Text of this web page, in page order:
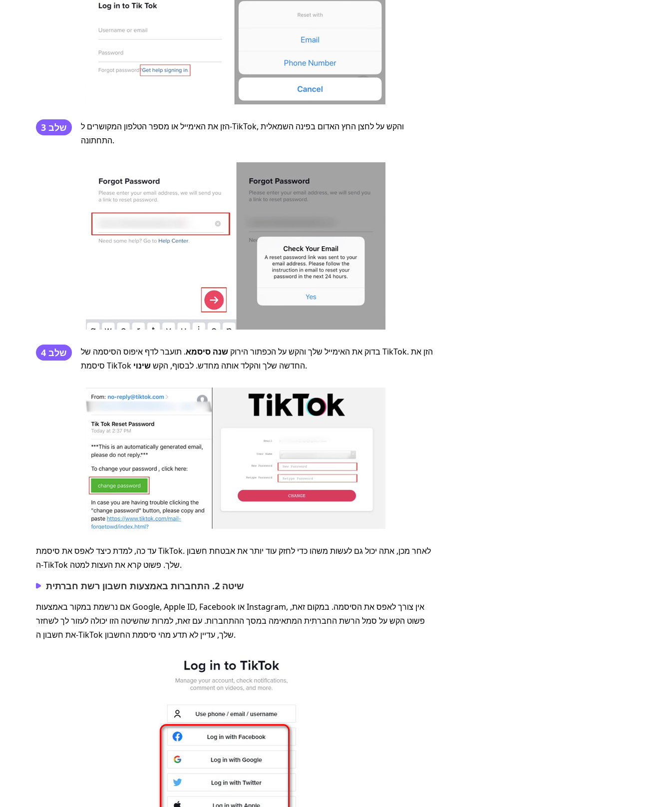
שלב 3
הזן את האימייל או מספר הטלפון המקושרים ל-TikTok, והקש על לחצן החץ האדום בפינה השמאלית
התחתונה.
שלב 4 בדוק את האימייל שלך והקש על הכפתור הירוק שנה סיסמא. תועבר לדף איפוס הסיסמה של TikTok. הזן את
סיסמת TikTok החדשה שלך והקלד אותה מחדש. לבסוף, הקששינוי .
עד כה, למדת כיצד לאפס את סיסמת TikTok. לאחר מכן, אתה יכול גם לעשות משהו כדי לחזק עוד יותר את אבטחת חשבון
ה-TikTok שלך. פשוט קרא את העצות למטה.
שיטה 2. התחברות באמצעות חשבון רשת חברתית
אם נרשמת במקור באמצעות Google, Apple ID, ‏Facebook או Instagram, אין צורך לאפס את הסיסמה. במקום זאת,
פשוט הקש על סמל הרשת החברתית המתאימה במסך ההתחברות. עם זאת, למרות שהשיטה הזו יכולה לעזור לך לשחזר
את חשבון ה‑TikTok שלך, עדיין לא תדע מהי סיסמת החשבון.